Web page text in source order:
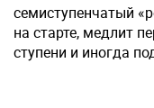
семиступенчатый
на старте, медлит
ступени и иногда